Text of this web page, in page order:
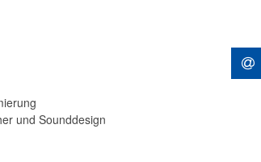
Tablets)
und Sounddesign